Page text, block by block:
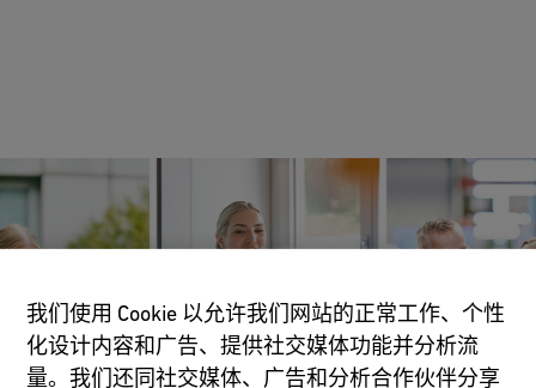
职位搜索
我们使用 Cookie 以允许我们网站的正常工作、个性
化设计内容和广告、提供社交媒体功能并分析流
量。我们还同社交媒体、广告和分析合作伙伴分享